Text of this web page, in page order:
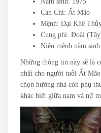
Can Chi: Ất Mão
Mệnh: Đại Khê
Cung phi: Đoài
Niên mệnh năm
Những thông tin này sẽ là
nhất cho người tuổi Ất
chọn hướng nhà còn phụ
khác biệt giữa nam và nữ